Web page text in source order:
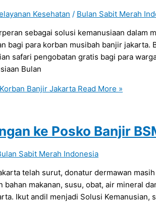
Kesehatan / Bulan Sabit Merah
sebagai solusi kemanusiaan dalam
bagi para korban musibah banjir jakarta.
safari pengobatan gratis bagi para
Bulan
Banjir Jakarta Read More »
ke Posko Banjir
Sabit Merah Indonesia
telah surut, donatur dermawan
makanan, susu, obat, air mineral
Ikut andil menjadi Solusi Kemanusian,